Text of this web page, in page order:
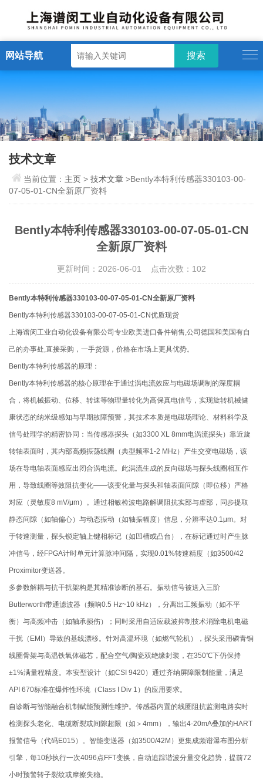
网站导航
技术文章
当前位置： 主页 >技术文章 >Bently本特利传感器330103-00-
07-05-01-CN全新原厂资料
Bently本特利传感器330103-00-07-05-01-CN
全新原厂资料
更新时间：2026-06-01 点击次数：102
Bently本特利传感器330103-00-07-05-01-CN全新原厂资料
Bently本特利传感器330103-00-07-05-01-CN优质现货
上海谱闵工业自动化设备有限公司专业欧美进口备件销售,公司德国和美国有自
己的办事处,直接采购，一手货源，价格在市场上更具优势。
Bently本特利传感器的原理：
Bently本特利传感器的核心原理在于通过涡电流效应与电磁场调制的深度耦
合，将机械振动、位移、转速等物理量转化为高保真电信号，实现旋转机械健
康状态的纳米级感知与早期故障预警，其技术本质是电磁场理论、材料科学及
信号处理学的精密协同：当传感器探头（如3300 XL 8mm电涡流探头）靠近旋
转轴表面时，其内部高频振荡线圈（典型频率1-2 MHz）产生交变电磁场，该
场在导电轴表面感应出闭合涡电流。此涡流生成的反向磁场与探头线圈相互作
用，导致线圈等效阻抗变化——该变化量与探头和轴表面间隙（即位移）严格
对应（灵敏度8 mV/μm）。通过相敏检波电路解调阻抗实部与虚部，同步提取
静态间隙（如轴偏心）与动态振动（如轴振幅度）信息，分辨率达0.1μm。对
于转速测量，探头锁定轴上键相标记（如凹槽或凸台），在标记通过时产生脉
冲信号，经FPGA计时单元计算脉冲间隔，实现0.01%转速精度（如3500/42
Proximitor变送器。
多参数解耦与抗干扰架构是其精准诊断的基石。振动信号被送入三阶
Butterworth带通滤波器（频响0.5 Hz~10 kHz），分离出工频振动（如不平
衡）与高频冲击（如轴承损伤）；同时采用自适应载波抑制技术消除电机电磁
干扰（EMI）导致的基线漂移。针对高温环境（如燃气轮机），探头采用磷青铜
线圈骨架与高温铁氧体磁芯，配合空气/陶瓷双绝缘封装，在350℃下仍保持
±1%满量程精度。本安型设计（如CSI 9420）通过齐纳屏障限制能量，满足
API 670标准在爆炸性环境（Class I Div 1）的应用要求。
自诊断与智能融合机制赋能预测性维护。传感器内置的线圈阻抗监测电路实时
检测探头老化、电缆断裂或间隙超限（如＞4mm），输出4-20mA叠加的HART
报警信号（代码E015）。智能变送器（如3500/42M）更集成频谱瀑布图分析
引擎，每10秒执行一次4096点FFT变换，自动追踪谐波分量变化趋势，提前72
小时预警转子裂纹或摩擦失稳。